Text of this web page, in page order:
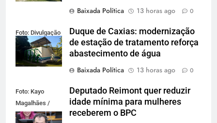
Baixada Política
13 horas ago 0
Foto: Divulgação
Duque de Caxias: modernização
de estação de tratamento reforça
abastecimento de água
Baixada Política
13 horas ago 0
Foto: Kayo
Magalhães /
Câmara dos
Deputado Reimont quer reduzir
idade mínima para mulheres
receberem o BPC